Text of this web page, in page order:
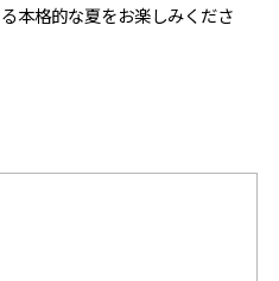
本格的な夏をお楽しみくださ